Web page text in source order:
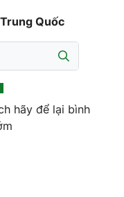
Quốc
hãy để lại bình